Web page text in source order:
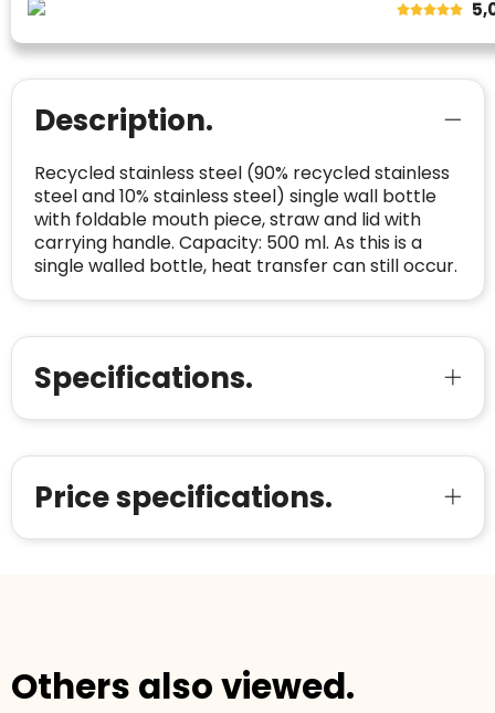
Description.
Recycled stainless steel (90% recycled stainless
steel and 10% stainless steel) single wall bottle
with foldable mouth piece, straw and lid with
carrying handle. Capacity: 500 ml. As this is a
single walled bottle, heat transfer can still occur.
Specifications.
Price specifications.
Others also viewed.
Oprichting van de
2026
Aantal werknemers
Trustindex-certificaat
starten:
2026-04-22
met vertrouwen!
Voor bedrijven
Bouwt u vertrouwen op en verhoogt u uw
verkoop met de Trustindex-certificaat.
Meer informatie»